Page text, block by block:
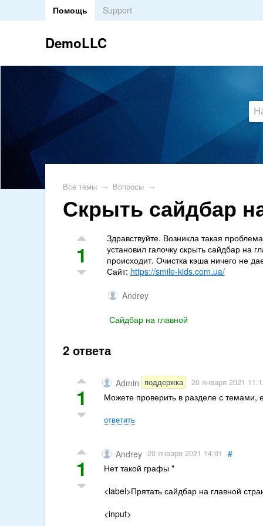
Помощь Support
DemoLLC
Все темы → Вопросы →
Скрыть сайдбар
1
Здравствуйте. Возникла такая
установил галочку скрыть сайдбар на
происходит. Очистка кэша ничего не
Сайт: https://smile-kids.com.ua/
Andrey
Сайдбар на главной
2 ответа
1
Admin поддержка 20 января 2021
Можете проверить в разделе с темами,
ответить
1
Andrey 20 января 2021 14:01
#
Нет такой графы "
<label>Прятать сайдбар на главной
<input>